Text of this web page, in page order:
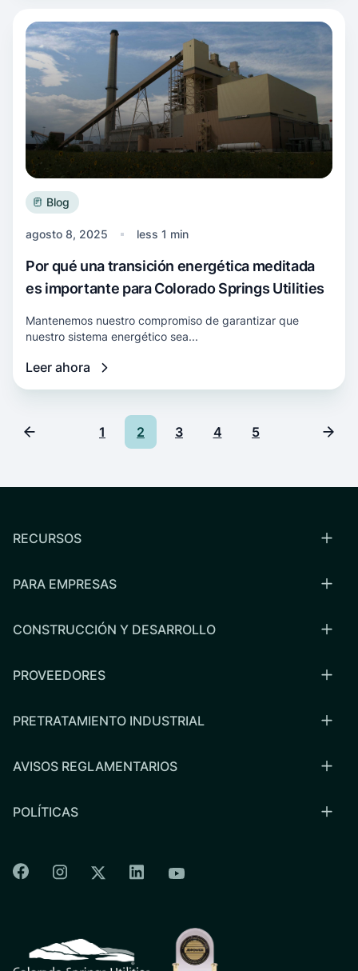
Blog
agosto 8, 2025 less 1 min
Por qué una transición energética meditada
es importante para Colorado Springs Utilities
Mantenemos nuestro compromiso de garantizar que
nuestro sistema energético sea...
Leer ahora
Más información Por qué una transición
1 2 3 4 5
RECURSOS
PARA EMPRESAS
CONSTRUCCIÓN Y DESARROLLO
PROVEEDORES
PRETRATAMIENTO INDUSTRIAL
AVISOS REGLAMENTARIOS
POLÍTICAS
Colorado Springs Facebook
Colorado Springs Instagram
Colorado Springs Twitter
Colorado Springs Linkedin
Colorado Springs